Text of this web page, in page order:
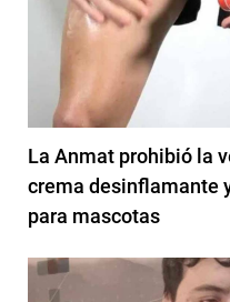
La Anmat prohibió la
crema desinflamante
para mascotas